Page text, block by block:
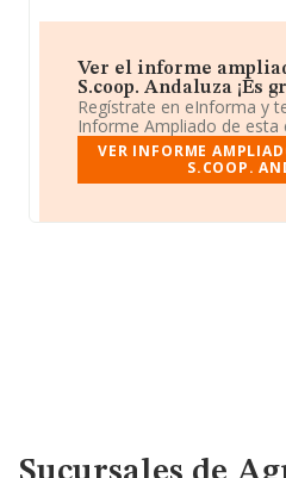
Ver el informe
S.coop. Andaluza ¡Es
Regístrate en eInforma y
Informe Ampliado de esta
VER INFORME
S.COOP.